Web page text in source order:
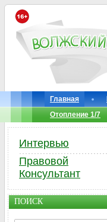
Главная
Отопление 1/7
Интервью
Правовой
Консультант
ПОИСК